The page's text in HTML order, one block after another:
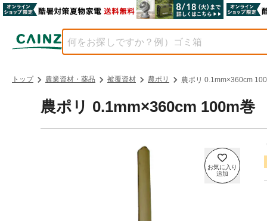
トップ 農業資材・薬品 被覆資材 農ポリ 農ポリ 0.1mm×360cm
農ポリ 0.1mm×360cm 100m巻